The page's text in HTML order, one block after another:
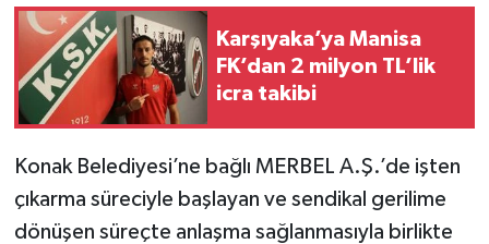
Karşıyaka’ya Manisa
FK’dan 2 milyon TL’lik
icra takibi
Konak Belediyesi’ne bağlı MERBEL A.Ş.’de işten
çıkarma süreciyle başlayan ve sendikal gerilime
dönüşen süreçte anlaşma sağlanmasıyla birlikte